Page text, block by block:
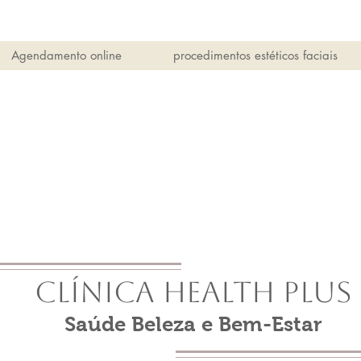
Agendamento online procedimentos estéticos faciais
Clínica Health Plus
Saúde Beleza e Bem-Estar